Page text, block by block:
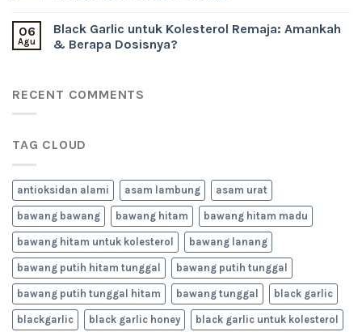
06
Agu
Black Garlic untuk Kolesterol Remaja: Amankah
& Berapa Dosisnya?
RECENT COMMENTS
TAG CLOUD
antioksidan alami asam lambung asam urat
bawang bawang bawang hitam bawang hitam madu
bawang hitam untuk kolesterol bawang lanang
bawang putih hitam tunggal bawang putih tunggal
bawang putih tunggal hitam bawang tunggal black garlic
blackgarlic black garlic honey black garlic untuk kolesterol